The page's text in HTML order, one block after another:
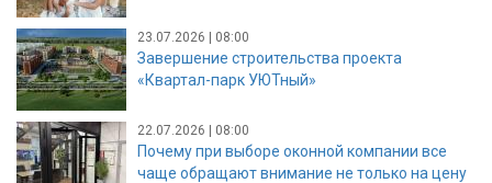
23.07.2026 | 08:00
Завершение строительства проекта
«Квартал-парк УЮТный»
22.07.2026 | 08:00
Почему при выборе оконной компании все
чаще обращают внимание не только на цену